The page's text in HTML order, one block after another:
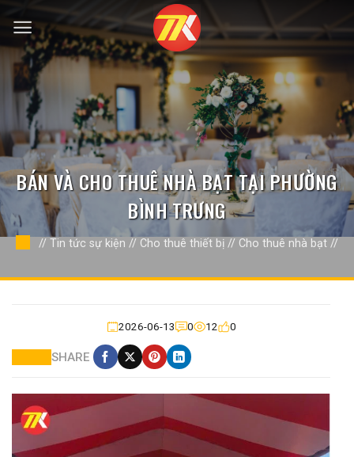
qua
nội
dung
BÁN VÀ CHO THUÊ NHÀ BẠT TẠI PHƯỜNG
BÌNH TRƯNG
// Tin tức sự kiện // Cho thuê thiết bị // Cho thuê nhà bạt //
2026-06-13 0 12 0
SHARE